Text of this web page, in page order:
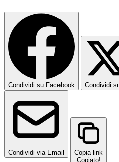
Condividi su Facebook Condividi
Condividi via Email
Copia link
Copiato!